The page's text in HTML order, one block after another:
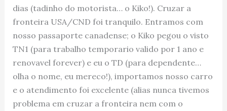
dias (tadinho do motorista… o Kiko!). Cruzar a
fronteira USA/CND foi tranquilo. Entramos com
nosso passaporte canadense; o Kiko pegou o visto
TN1 (para trabalho temporario valido por 1 ano e
renovavel forever) e eu o TD (para dependente…
olha o nome, eu mereco!), importamos nosso carro
e o atendimento foi excelente (alias nunca tivemos
problema em cruzar a fronteira nem com o